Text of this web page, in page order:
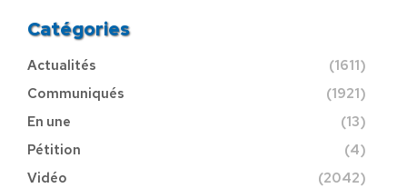
Catégories
Actualités
(1611)
Communiqués
(1921)
En une
(13)
Pétition
(4)
Vidéo
(2042)